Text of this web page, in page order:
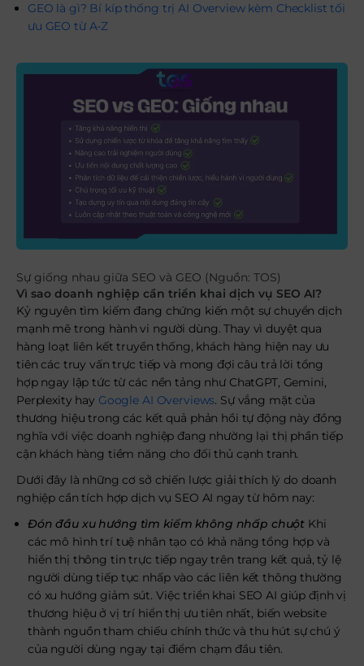
GEO là gì? Bí kíp thống trị AI Overview kèm Checklist tối
ưu GEO từ A-Z
Sự giống nhau giữa SEO và GEO (Nguồn: TOS)
Vì sao doanh nghiệp cần triển khai dịch vụ SEO AI?
Kỷ nguyên tìm kiếm đang chứng kiến một sự chuyển dịch
mạnh mẽ trong hành vi người dùng. Thay vì duyệt qua
hàng loạt liên kết truyền thống, khách hàng hiện nay ưu
tiên các truy vấn trực tiếp và mong đợi câu trả lời tổng
hợp ngay lập tức từ các nền tảng như ChatGPT, Gemini,
Perplexity hay Google AI Overviews. Sự vắng mặt của
thương hiệu trong các kết quả phản hồi tự động này đồng
nghĩa với việc doanh nghiệp đang nhường lại thị phần tiếp
cận khách hàng tiềm năng cho đối thủ cạnh tranh.
Dưới đây là những cơ sở chiến lược giải thích lý do doanh
nghiệp cần tích hợp dịch vụ SEO AI ngay từ hôm nay:
Đón đầu xu hướng tìm kiếm không nhấp chuột Khi
các mô hình trí tuệ nhân tạo có khả năng tổng hợp và
hiển thị thông tin trực tiếp ngay trên trang kết quả, tỷ lệ
người dùng tiếp tục nhấp vào các liên kết thông thường
có xu hướng giảm sút. Việc triển khai SEO AI giúp định vị
thương hiệu ở vị trí hiển thị ưu tiên nhất, biến website
thành nguồn tham chiếu chính thức và thu hút sự chú ý
của người dùng ngay tại điểm chạm đầu tiên.